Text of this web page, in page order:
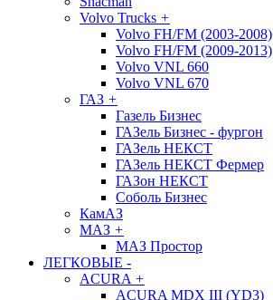
Volvo Trucks +
Volvo FH/FM (2003-2008)
Volvo FH/FM (2009-2013)
Volvo VNL 660
Volvo VNL 670
ГАЗ +
Газель Бизнес
ГАЗель Бизнес - фургон
ГАЗель НЕКСТ
ГАЗель НЕКСТ Фермер
ГАЗон НЕКСТ
Соболь Бизнес
КамАЗ
МАЗ +
МАЗ Простор
ЛЕГКОВЫЕ -
ACURA +
ACURA MDX III (YD3)